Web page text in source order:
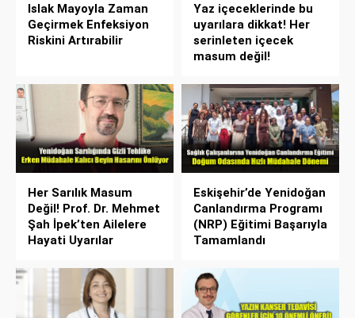
Islak Mayoyla Zaman
Geçirmek Enfeksiyon
Riskini Artırabilir
Yaz içeceklerinde bu
uyarılara dikkat! Her
serinleten içecek
masum değil!
Her Sarılık Masum
Değil! Prof. Dr. Mehmet
Şah İpek’ten Ailelere
Hayati Uyarılar
Eskişehir’de Yenidoğan
Canlandırma Programı
(NRP) Eğitimi Başarıyla
Tamamlandı